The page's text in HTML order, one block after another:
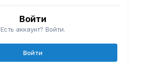
Войти
Есть аккаунт? Войти.
Войти